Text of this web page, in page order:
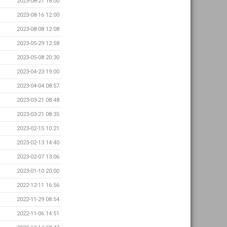
2023-08-16 12:00
2023-08-08 12:08
2023-05-29 12:58
2023-05-08 20:30
2023-04-23 19:00
2023-04-04 08:57
2023-03-21 08:48
2023-03-21 08:35
2023-02-15 10:21
2023-02-13 14:40
2023-02-07 13:06
2023-01-10 20:00
2022-12-11 16:56
2022-11-29 08:54
2022-11-06 14:51